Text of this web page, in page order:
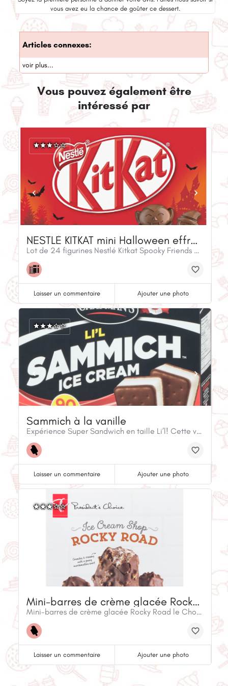
vous avez eu la chance de goûter ce dessert.
Articles connexes:
voir plus...
Vous pouvez également être
intéressé par
NESTLÉ KITKAT mini Halloween effrayants
Lot de 24 figurines Nestlé Kitkat Spooky Friends emballées individuellement
Laisser un commentaire Ajouter une photo
Sammich à la vanille
Expérience Super Sandwich en taille Li’l! Cette version réduite de notre sandwich à la crème glacée à la vanille connaît un vif succès aux anniversaires, aux événements sportifs et auprès des mères du monde entier. Sans arachides/noix, format de 60ml et seulement 90calories par sandwich.
Laisser un commentaire Ajouter une photo
Mini-barres de crème glacée Rocky Road le Choix du Président (330 ml)
Mini-barres de crème glacée Rocky Road le Choix du Président (330 ml)
Laisser un commentaire Ajouter une photo